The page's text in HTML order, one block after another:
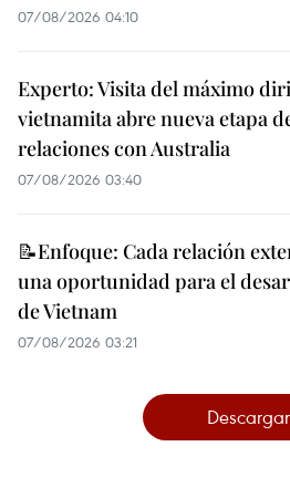
07/08/2026 04:10
Experto: Visita del máximo
vietnamita abre nueva etapa
relaciones con Australia
07/08/2026 03:40
📝Enfoque: Cada relación
una oportunidad para el
de Vietnam
07/08/2026 03:21
Descargar